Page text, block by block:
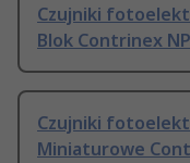
Czujniki
Blok Contrinex
Czujniki
Miniaturowe